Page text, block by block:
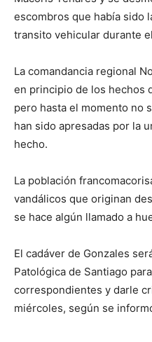
escombros que había sido
transito vehicular durante
La comandancia regional
en principio de los hechos
pero hasta el momento no
han sido apresadas por la
hecho.
La población
vandálicos que originan
se hace algún llamado a
El cadáver de Gonzales
Patológica de Santiago
correspondientes y darle
miércoles, según se